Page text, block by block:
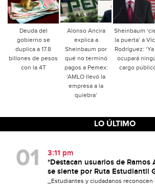
Deuda del
gobierno se
duplica a 17.8
billones de pesos
con la 4T
Alonso Ancira
explica a
Sheinbaum por
qué no terminó
pagos a Pemex:
‘AMLO llevó la
empresa a la
quiebra’
Sheinbaum
la puerta’ a
Rodríguez:
ocupará
cargo
LO ÚLTIMO
3:11 pm
*Destacan usuarios de Ramos
se siente por Ruta Estudiantil
_Estudiantes y ciudadanos